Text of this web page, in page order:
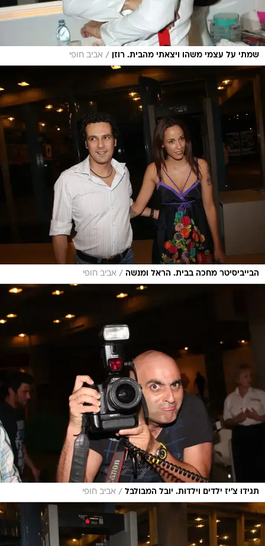
שמתי על עצמי משהו ויצאתי מהבית. רוזן / אביב חופי
הבייביסיטר מחכה בבית. הראל ומנשה / אביב חופי
תגידו צ'יז ילדים וילדות. יובל המבולבל / אביב חופי